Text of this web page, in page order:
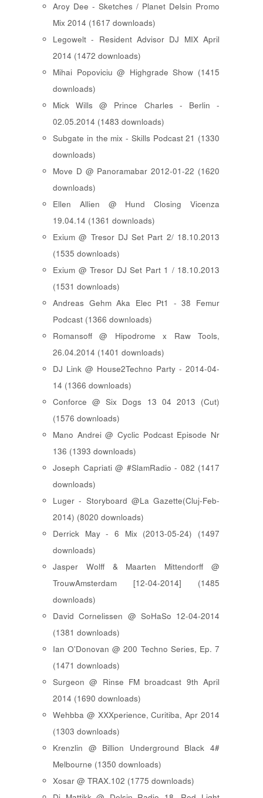
Aroy Dee - Sketches / Planet Delsin Promo
Mix 2014 (1617 downloads)
Legowelt - Resident Advisor DJ MIX April
2014 (1472 downloads)
Mihai Popoviciu @ Highgrade Show (1415
downloads)
Mick Wills @ Prince Charles - Berlin -
02.05.2014 (1483 downloads)
Subgate in the mix - Skills Podcast 21 (1330
downloads)
Move D @ Panoramabar 2012-01-22 (1620
downloads)
Ellen Allien @ Hund Closing Vicenza
19.04.14 (1361 downloads)
Exium @ Tresor DJ Set Part 2/ 18.10.2013
(1535 downloads)
Exium @ Tresor DJ Set Part 1 / 18.10.2013
(1531 downloads)
Andreas Gehm Aka Elec Pt1 - 38 Femur
Podcast (1366 downloads)
Romansoff @ Hipodrome x Raw Tools,
26.04.2014 (1401 downloads)
DJ Link @ House2Techno Party - 2014-04-
14 (1366 downloads)
Conforce @ Six Dogs 13 04 2013 (Cut)
(1576 downloads)
Mano Andrei @ Cyclic Podcast Episode Nr
136 (1393 downloads)
Joseph Capriati @ #SlamRadio - 082 (1417
downloads)
Luger - Storyboard @La Gazette(Cluj-Feb-
2014) (8020 downloads)
Derrick May - 6 Mix (2013-05-24) (1497
downloads)
Jasper Wolff & Maarten Mittendorff @
TrouwAmsterdam [12-04-2014] (1485
downloads)
David Cornelissen @ SoHaSo 12-04-2014
(1381 downloads)
Ian O'Donovan @ 200 Techno Series, Ep. 7
(1471 downloads)
Surgeon @ Rinse FM broadcast 9th April
2014 (1690 downloads)
Wehbba @ XXXperience, Curitiba, Apr 2014
(1303 downloads)
Krenzlin @ Billion Underground Black 4#
Melbourne (1350 downloads)
Xosar @ TRAX.102 (1775 downloads)